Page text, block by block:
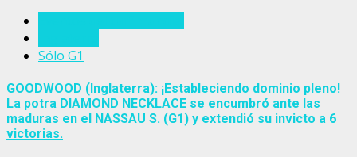
Sólo G1
GOODWOOD (Inglaterra): ¡Estableciendo dominio pleno!
La potra DIAMOND NECKLACE se encumbró ante las
maduras en el NASSAU S. (G1) y extendió su invicto a 6
victorias.